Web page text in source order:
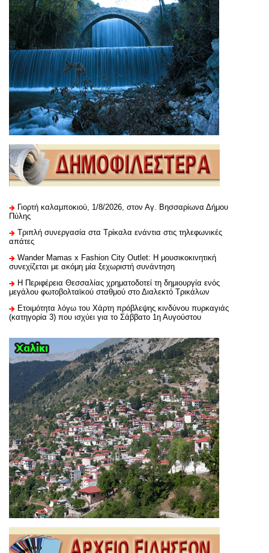
Γιορτή καλαμποκιού, 1/8/2026, στον Αγ. Βησσαρίωνα Δήμου
Πύλης
Τριπλή συνεργασία στα Τρίκαλα ενάντια στις τηλεφωνικές
απάτες
Wander Mamas x Fashion City Outlet: Η μουσικοκινητική
συνεχίζεται με ακόμη μία ξεχωριστή συνάντηση
H Περιφέρεια Θεσσαλίας χρηματοδοτεί τη δημιουργία ενός
μεγάλου φωτοβολταϊκού σταθμού στο Διαλεκτό Τρικάλων
Ετοιμότητα λόγω του Χάρτη πρόβλεψης κινδύνου πυρκαγιάς
(κατηγορία 3) που ισχύει για το Σάββατο 1η Αυγούστου